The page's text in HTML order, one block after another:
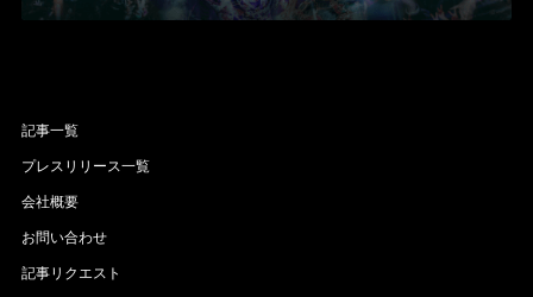
記事一覧
プレスリリース一覧
会社概要
お問い合わせ
記事リクエスト